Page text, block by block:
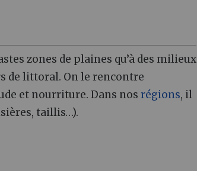
zones de plaines qu’à des milieux
de littoral. On le rencontre
et nourriture. Dans nos régions, il
taillis…).